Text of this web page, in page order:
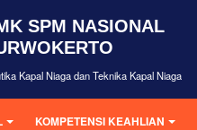
SPM NASIONAL
Kapal Niaga dan Teknika Kapal Niaga
KOMPETENSI KEAHLIAN